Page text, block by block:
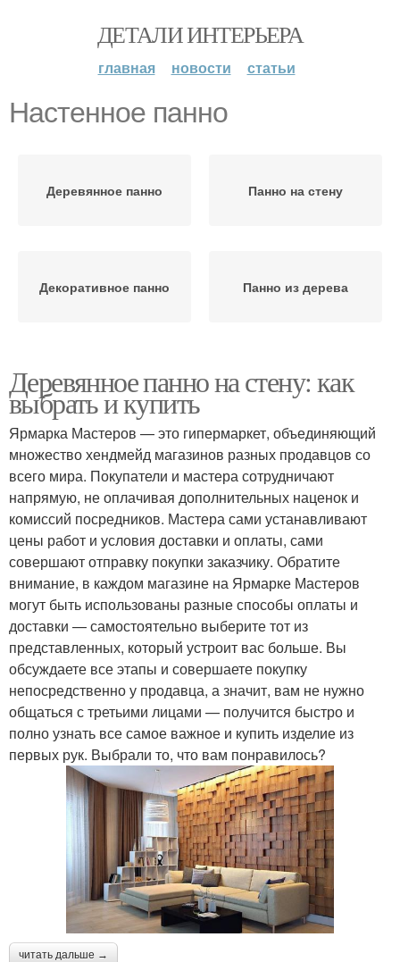
ДЕТАЛИ ИНТЕРЬЕРА
главная новости статьи
Настенное панно
Деревянное панно Панно на стену
Декоративное панно Панно из дерева
Деревянное панно на стену: как
выбрать и купить
Ярмарка Мастеров — это гипермаркет, объединяющий
множество хендмейд магазинов разных продавцов со
всего мира. Покупатели и мастера сотрудничают
напрямую, не оплачивая дополнительных наценок и
комиссий посредников. Мастера сами устанавливают
цены работ и условия доставки и оплаты, сами
совершают отправку покупки заказчику. Обратите
внимание, в каждом магазине на Ярмарке Мастеров
могут быть использованы разные способы оплаты и
доставки — самостоятельно выберите тот из
представленных, который устроит вас больше. Вы
обсуждаете все этапы и совершаете покупку
непосредственно у продавца, а значит, вам не нужно
общаться с третьими лицами — получится быстро и
полно узнать все самое важное и купить изделие из
первых рук. Выбрали то, что вам понравилось?
читать дальше →